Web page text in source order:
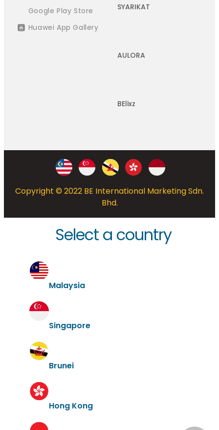
Google Play Store
Huawei App Gallery
SYARIKAT
AULORA
BElixz
Copyright © 2022 BE International Marketing Sdn.
Bhd.
Select a country
Malaysia
Singapore
Brunei
Hong Kong